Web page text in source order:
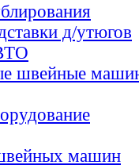
д/утюгов
швейные
машин